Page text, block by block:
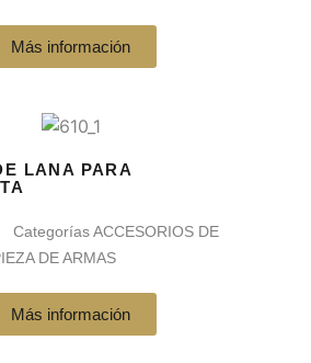
Más información
LANA PARA
CategoríasACCESORIOS DE
DE ARMAS
Más información